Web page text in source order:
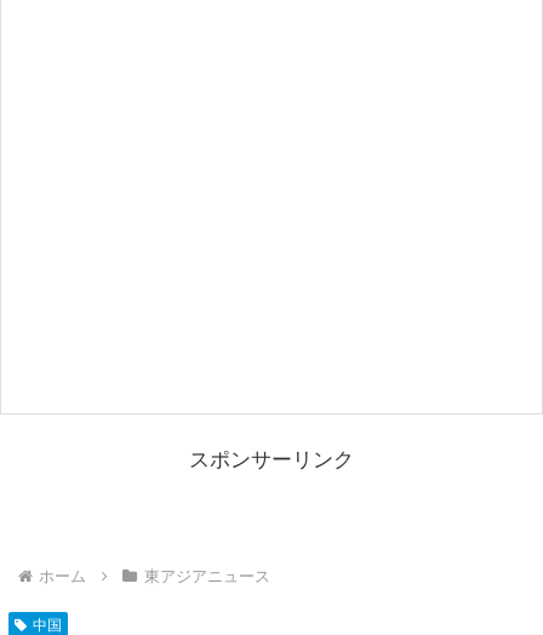
スポンサーリンク
ホーム 東アジアニュース
中国